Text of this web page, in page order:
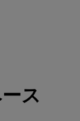
ス